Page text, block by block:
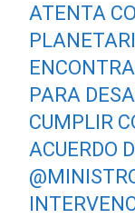
ATENTA
PARA
CUMPLIR
ACUERDO